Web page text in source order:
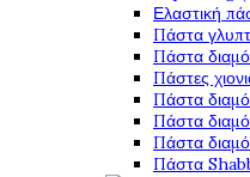
Ελαστική
Πάστα
Πάστα
Πάστες
Πάστα
Πάστα
Πάστα
Πάστα